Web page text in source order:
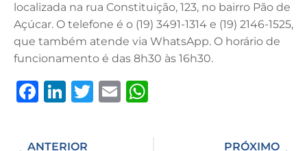
localizada na rua Constituição, 123, no bairro Pão de
Açúcar. O telefone é o (19) 3491-1314 e (19) 2146-1525,
que também atende via WhatsApp. O horário de
funcionamento é das 8h30 às 16h30.
F
c
Li
k
T
E
ANTERIOR
PRÓXIMO